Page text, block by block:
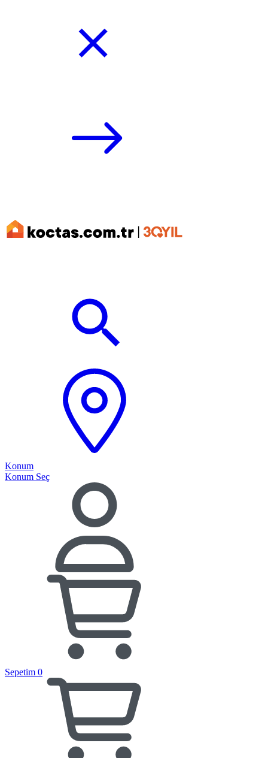
Konum
Konum Seç
Sepetim 0